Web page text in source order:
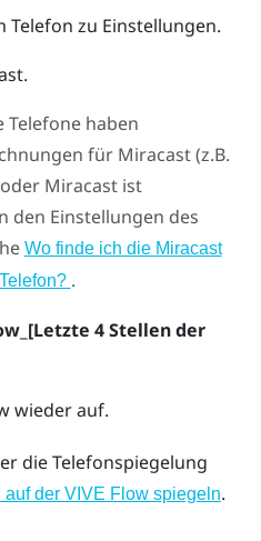
Telefon zu Einstellungen.
.
Telefone haben
für Miracast(z.B.
Miracastist
den Einstellungen des
Wo finde ich die Miracast
.
4 Stellen der
wieder auf.
die Telefonspiegelung
auf der VIVE Flow spiegeln.